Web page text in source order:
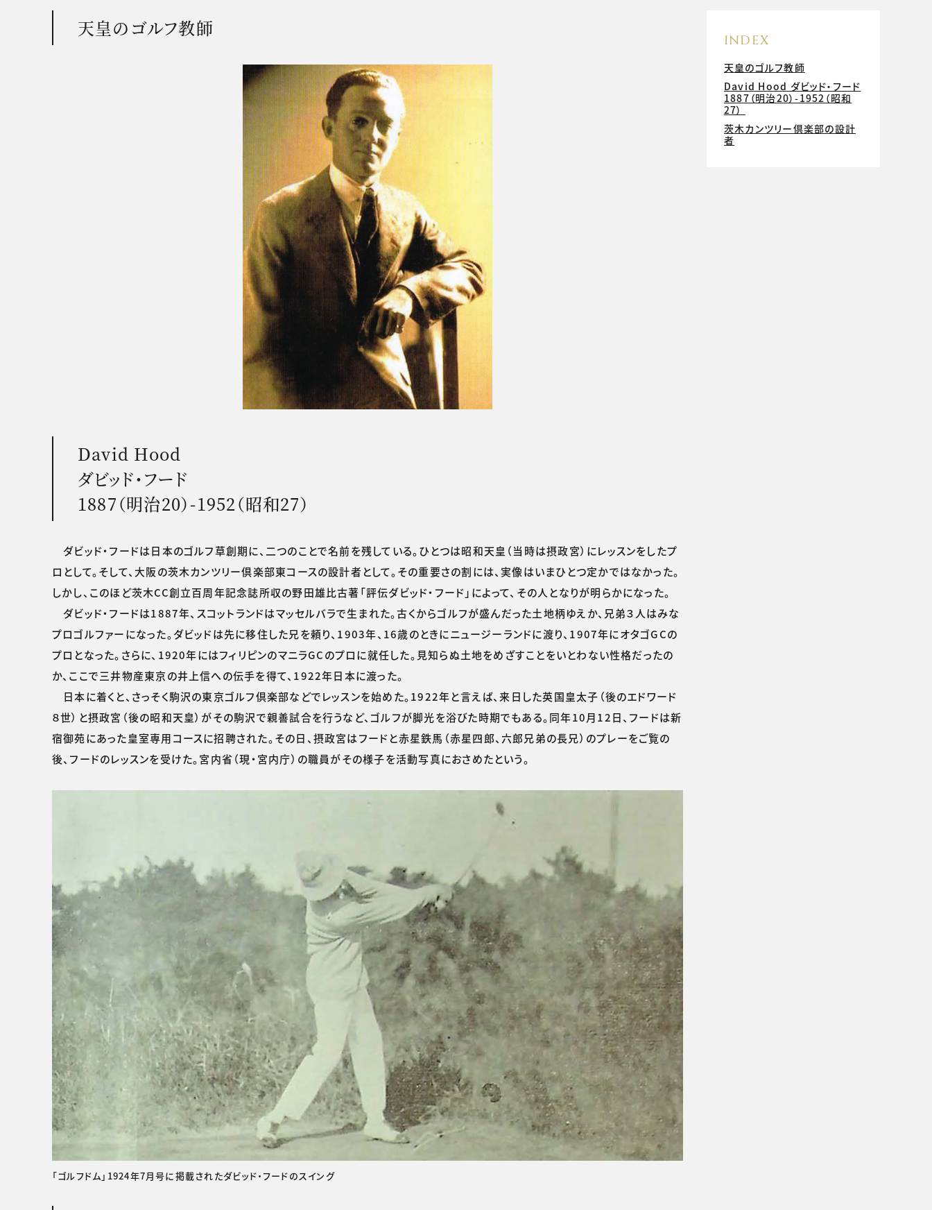
天皇のゴルフ教師
David Hood
ダビッド・フード
1887（明治20）-1952（昭和27）
ダビッド・フードは日本のゴルフ草創期に、二つのことで名前を残している。ひとつは昭和天皇（当時は摂政宮）にレッスンをしたプ
ロとして。そして、大阪の茨木カンツリー倶楽部東コースの設計者として。その重要さの割には、実像はいまひとつ定かではなかった。
しかし、このほど茨木CC創立百周年記念誌所収の野田雄比古著「評伝ダビッド・フード」によって、その人となりが明らかになった。
ダビッド・フードは1887年、スコットランドはマッセルバラで生まれた。古くからゴルフが盛んだった土地柄ゆえか、兄弟３人はみな
プロゴルファーになった。ダビッドは先に移住した兄を頼り、1903年、16歳のときにニュージーランドに渡り、1907年にオタゴGCの
プロとなった。さらに、1920年にはフィリピンのマニラGCのプロに就任した。見知らぬ土地をめざすことをいとわない性格だったの
か、ここで三井物産東京の井上信への伝手を得て、1922年日本に渡った。
日本に着くと、さっそく駒沢の東京ゴルフ倶楽部などでレッスンを始めた。1922年と言えば、来日した英国皇太子（後のエドワード
８世）と摂政宮（後の昭和天皇）がその駒沢で親善試合を行うなど、ゴルフが脚光を浴びた時期でもある。同年10月12日、フードは新
宿御苑にあった皇室専用コースに招聘された。その日、摂政宮はフードと赤星鉄馬（赤星四郎、六郎兄弟の長兄）のプレーをご覧の
後、フードのレッスンを受けた。宮内省（現・宮内庁）の職員がその様子を活動写真におさめたという。
「ゴルフドム」1924年7月号に掲載されたダビッド・フードのスイング
INDEX
天皇のゴルフ教師
David Hood ダビッド・フード
1887（明治20）-1952（昭和
27）
茨木カンツリー倶楽部の設計
者